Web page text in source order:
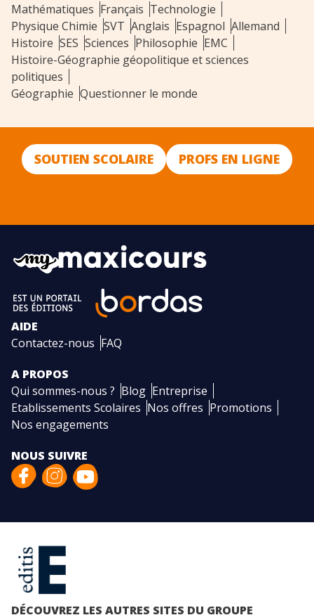
Mathématiques Français Technologie
Physique Chimie SVT Anglais Espagnol Allemand
Histoire SES Sciences Philosophie EMC
Histoire-Géographie géopolitique et sciences
politiques
Géographie Questionner le monde
SOUTIEN SCOLAIRE PROFS EN LIGNE
AIDE
Contactez-nous FAQ
A PROPOS
Qui sommes-nous ? Blog Entreprise
Etablissements Scolaires Nos offres Promotions
Nos engagements
NOUS SUIVRE
DÉCOUVREZ LES AUTRES SITES DU GROUPE